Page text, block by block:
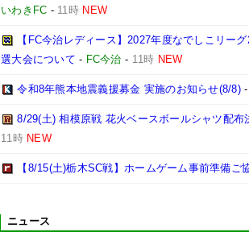
いわきFC - 11時 NEW
【FC今治レディース】2027年度なでしこリー
選大会について - FC今治 - 11時 NEW
令和8年熊本地震義援募金 実施のお知らせ(8/8)
8/29(土) 相模原戦 花火ベースボールシャツ配
11時 NEW
【8/15(土)栃木SC戦】ホームゲーム事前準備ご
ニュース